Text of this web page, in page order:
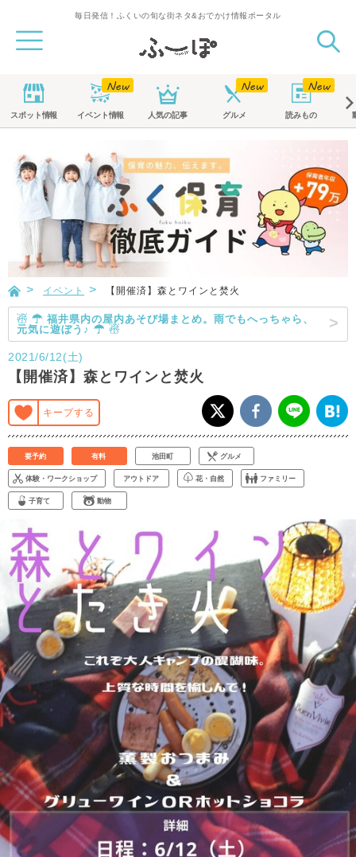
毎日発信！ふくいの旬な街ネタ&おでかけ情報ポータル
スポット情報 イベント情報 人気の記事 グルメ 読みもの
イベント 【開催済】森とワインと焚火
☃ ☂ 福井県内の屋内あそび場まとめ。雨でもへっちゃら、
元気に遊ぼう♪ ☂ ☃
2021/6/12(土)
【開催済】森とワインと焚火
キープする
要予約 有料 池田町 グルメ
体験・ワークショップ アウトドア 花・自然 ファミリー
子育て 動物